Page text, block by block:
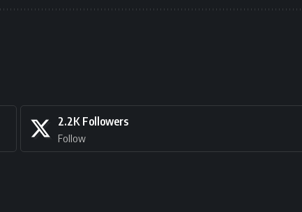
2.2K Followers
Follow